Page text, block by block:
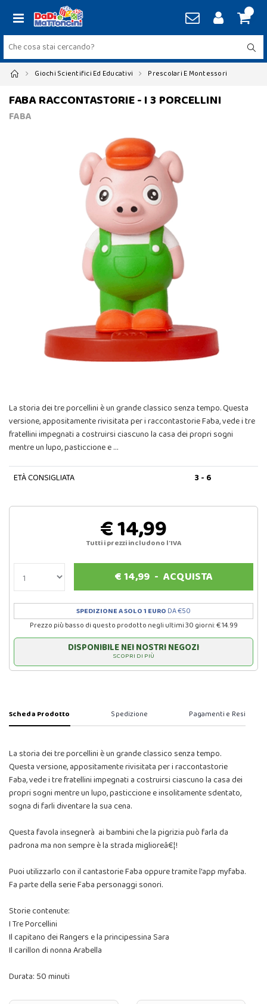
Giochi Scientifici Ed Educativi Prescolari E Montessori
FABA RACCONTASTORIE - I 3 PORCELLINI
FABA
La storia dei tre porcellini è un grande classico senza tempo. Questa
versione, appositamente rivisitata per i raccontastorie Faba, vede i tre
fratellini impegnati a costruirsi ciascuno la casa dei propri sogni
mentre un lupo, pasticcione e …
ETÀ CONSIGLIATA 3 - 6
€ 14,99
Tutti i prezzi includono l'IVA
€14,99- ACQUISTA
SPEDIZIONE A SOLO 1 EURO DA €50
Prezzo più basso di questo prodotto negli ultimi 30 giorni: € 14.99
DISPONIBILE NEI NOSTRI NEGOZI
SCOPRI DI PIÙ
Scheda Prodotto Spedizione Pagamenti e Resi
La storia dei tre porcellini è un grande classico senza tempo.
Questa versione, appositamente rivisitata per i raccontastorie
Faba, vede i tre fratellini impegnati a costruirsi ciascuno la casa dei
propri sogni mentre un lupo, pasticcione e insolitamente sdentato,
sogna di farli diventare la sua cena.
Questa favola insegnerà ai bambini che la pigrizia può farla da
padrona ma non sempre è la strada miglioreâ€¦!
Puoi utilizzarlo con il cantastorie Faba oppure tramite l'app myfaba.
Fa parte della serie Faba personaggi sonori.
Storie contenute:
I Tre Porcellini
Il capitano dei Rangers e la principessina Sara
Il carillon di nonna Arabella
Durata: 50 minuti